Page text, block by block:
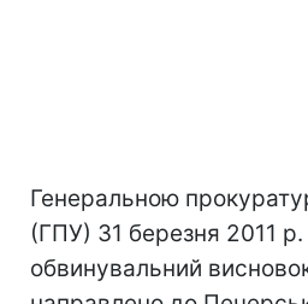
Генеральною
(ГПУ) 31 березня 2011
обвинувальний